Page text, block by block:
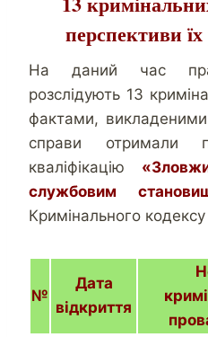
перспективи
На даний час
розслідують 13
фактами,
справи отримали
кваліфікацію
службовим
Кримінального кодексу
№
Дата
відкриття